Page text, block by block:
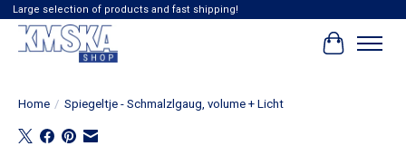
Large selection of products and fast shipping!
Home / Spiegeltje - Schmalzlgaug, volume + Licht